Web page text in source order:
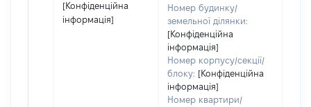
[Конфіденційна
інформація]
Номер будинку/
земельної ділянки:
[Конфіденційна
інформація]
Номер корпусу/секції/
блоку: [Конфіденційна
інформація]
Номер квартири/